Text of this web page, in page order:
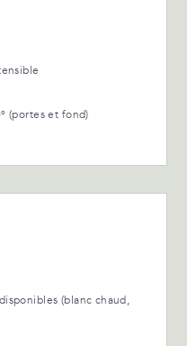
(portes et fond)
(blanc chaud,